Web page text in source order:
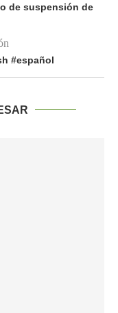
de suspensión de
#español